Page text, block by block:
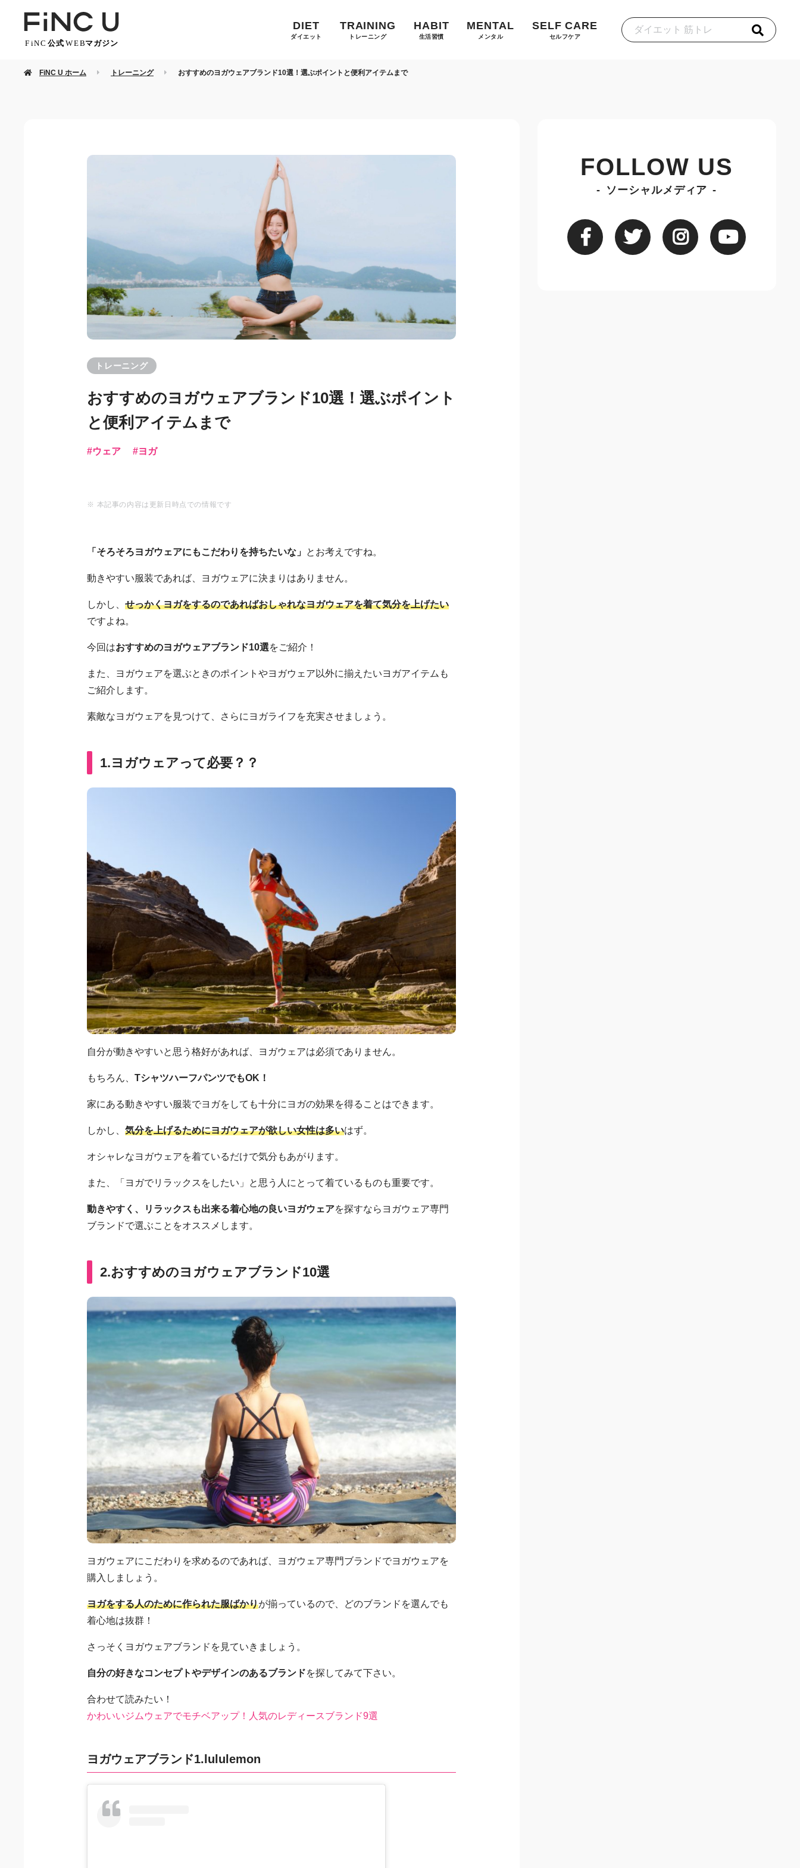
DIET
ダイエット
TRAINING
トレーニング
HABIT
生活習慣
MENTAL
メンタル
SELF CARE
セルフケア
FiNC U ホーム トレーニング おすすめのヨガウェアブランド10選！選ぶポイントと便利アイテムまで
トレーニング
おすすめのヨガウェアブランド10選！選ぶポイント
と便利アイテムまで
ウェア ヨガ
※ 本記事の内容は更新日時点での情報です
「そろそろヨガウェアにもこだわりを持ちたいな」 とお考えですね。
動きやすい服装であれば、ヨガウェアに決まりはありません。
しかし、せっかくヨガをするのであればおしゃれなヨガウェアを着て気分を上げたい
ですよね。
今回はおすすめのヨガウェアブランド10選をご紹介！
また、ヨガウェアを選ぶときのポイントやヨガウェア以外に揃えたいヨガアイテムも
ご紹介します。
素敵なヨガウェアを見つけて、さらにヨガライフを充実させましょう。
1.ヨガウェアって必要？？
自分が動きやすいと思う格好があれば、ヨガウェアは必須でありません。
もちろん、TシャツハーフパンツでもOK！
家にある動きやすい服装でヨガをしても十分にヨガの効果を得ることはできます。
しかし、気分を上げるためにヨガウェアが欲しい女性は多いはず。
オシャレなヨガウェアを着ているだけで気分もあがります。
また、「ヨガでリラックスをしたい」と思う人にとって着ているものも重要です。
動きやすく、リラックスも出来る着心地の良いヨガウェアを探すならヨガウェア専門
ブランドで選ぶことをオススメします。
2.おすすめのヨガウェアブランド10選
ヨガウェアにこだわりを求めるのであれば、ヨガウェア専門ブランドでヨガウェアを
購入しましょう。
ヨガをする人のために作られた服ばかりが揃っているので、どのブランドを選んでも
着心地は抜群！
さっそくヨガウェアブランドを見ていきましょう。
自分の好きなコンセプトやデザインのあるブランドを探してみて下さい。
合わせて読みたい！
かわいいジムウェアでモチベアップ！人気のレディースブランド9選
ヨガウェアブランド1.lululemon
FOLLOW US
ソーシャルメディア